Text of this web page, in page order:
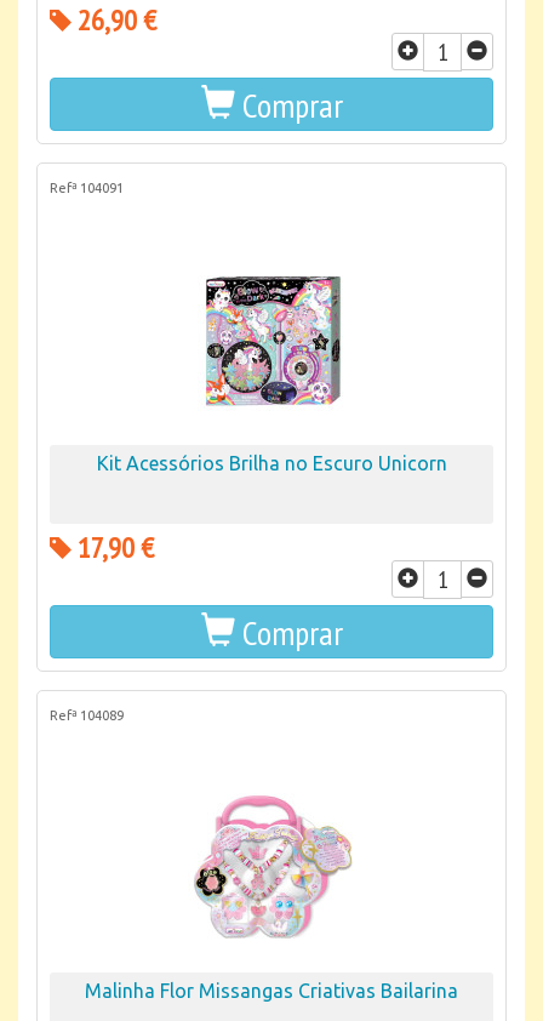
26,90 €
Comprar
Refª 104091
Kit Acessórios Brilha no Escuro Unicorn
17,90 €
Comprar
Refª 104089
Malinha Flor Missangas Criativas Bailarina